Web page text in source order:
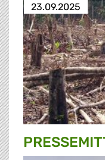
23.09.2025